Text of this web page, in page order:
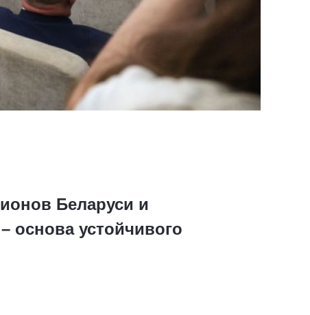
Беларуси и
основа устойчивого